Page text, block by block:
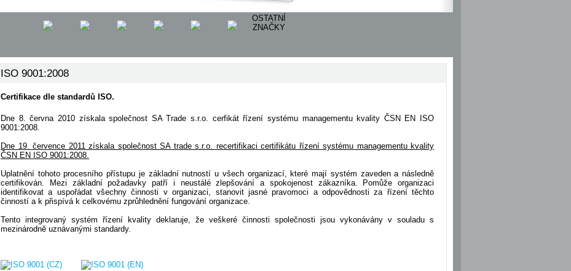
OSTATNÍ
ZNAČKY
ISO 9001:2008
Certifikace dle standardů ISO.
Dne 8. června 2010 získala společnost SA Trade s.r.o. cerfikát řízení systému managementu kvality ČSN EN ISO
9001:2008.
Dne 19. července 2011 získala společnost SA trade s.r.o. recertifikaci certifikátu řízení systému managementu kvality
ČSN EN ISO 9001:2008.
Uplatnění tohoto procesního přístupu je základní nutností u všech organizací, které mají systém zaveden a následně
certifikován. Mezi základní požadavky patří i neustálé zlepšování a spokojenost zákazníka. Pomůže organizaci
identifikovat a uspořádat všechny činnosti v organizaci, stanovit jasné pravomoci a odpovědnosti za řízení těchto
činností a k přispívá k celkovému zprůhlednění fungování organizace.
Tento integrovaný systém řízení kvality deklaruje, že veškeré činnosti společnosti jsou vykonávány v souladu s
mezinárodně uznávanými standardy.